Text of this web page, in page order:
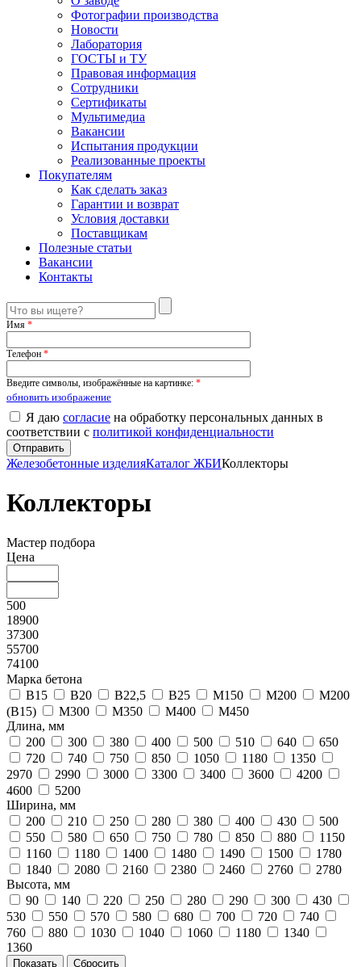
Фотографии производства
Новости
Лаборатория
ГОСТЫ и ТУ
Правовая информация
Сотрудники
Сертификаты
Мультимедиа
Вакансии
Испытания продукции
Реализованные проекты
Покупателям
Как сделать заказ
Гарантии и возврат
Условия доставки
Поставщикам
Полезные статьи
Вакансии
Контакты
Имя *
Телефон *
Введите символы, изображённые на картинке: *
обновить изображение
Я даю согласие на обработку персональных данных в
соответствии с политикой конфиденциальности
Железобетонные изделияКаталог ЖБИКоллекторы
Коллекторы
Мастер подбора
Цена
500
18900
37300
55700
74100
Марка бетона
В15
В20 В22,5 В25 М150 М200
М200
(В15)
М300 М350 М400
М450
Длина, мм
200
300 380 400 500 510 640
650
720
740 750 850 1050 1180
1350
2970
2990 3000 3300 3400 3600
4200
4600
5200
Ширина, мм
200
210 250 280 380 400 430
500
550
580 650 750 780 850 880
1150
1160
1180 1400 1480 1490 1500
1780
1840
2080 2160 2380 2460 2760
2780
Высота, мм
90
140 220 250 280 290 300
430
530
550 570 580 680 700 720
740
760
880 1030 1040 1060 1180
1340
1360